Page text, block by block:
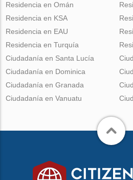
Residencia en Omán
Residencia en KSA
Residencia en EAU
Residencia en Turquía
Ciudadanía en Santa Lucía
Ciudadanía en Dominica
Ciudadanía en Granada
Ciudadanía en Vanuatu